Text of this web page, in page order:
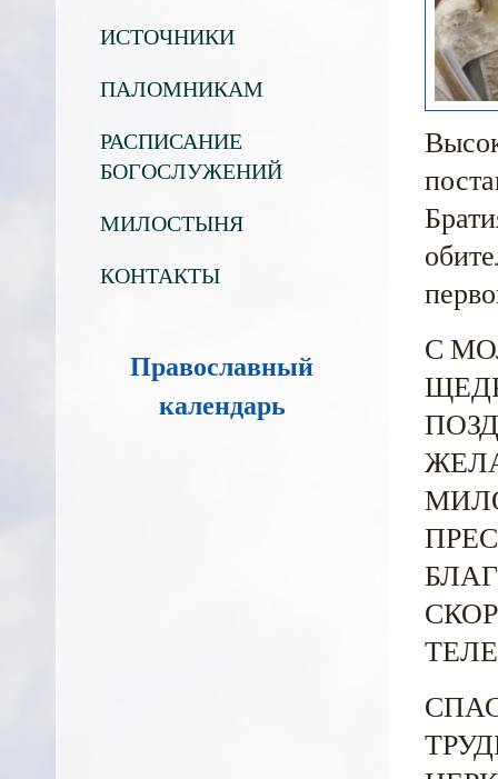
ИСТОЧНИКИ
ПАЛОМНИКАМ
РАСПИСАНИЕ
БОГОСЛУЖЕНИЙ
МИЛОСТЫНЯ
КОНТАКТЫ
Православный
календарь
С